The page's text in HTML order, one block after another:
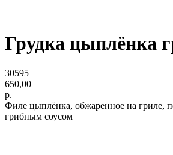
Грудка цыплёнка
30595
650,00
р.
Филе цыплёнка, обжаренное на гриле,
грибным соусом